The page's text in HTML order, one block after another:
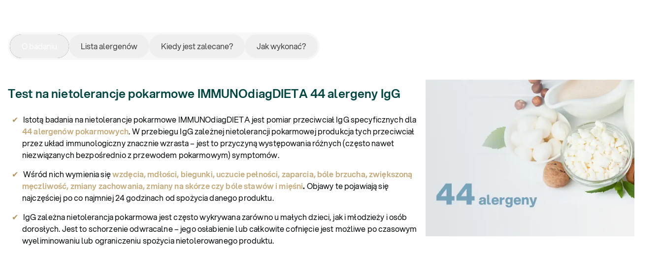
Lista alergenów Kiedy jest zalecane? Jak wykonać?
Test na nietolerancje pokarmowe IMMUNOdiagDIETA 44 alergeny IgG
Istotą badania na nietolerancje pokarmowe IMMUNOdiagDIETA jest pomiar przeciwciał IgG specyficznych dla
44 alergenów pokarmowych. W przebiegu IgG zależnej nietolerancji pokarmowej produkcja tych przeciwciał
przez układ immunologiczny znacznie wzrasta – jest to przyczyną występowania różnych (często nawet
niezwiązanych bezpośrednio z przewodem pokarmowym) symptomów.
Wśród nich wymienia sięwzdęcia, mdłości, biegunki, uczucie pełności, zaparcia, bóle brzucha, zwiększoną
męczliwość, zmiany zachowania, zmiany na skórze czy bóle stawów i mięśni. Objawy te pojawiają się
najczęściej po co najmniej 24 godzinach od spożycia danego produktu.
IgG zależna nietolerancja pokarmowa jest często wykrywana zarówno u małych dzieci, jak i młodzieży i osób
dorosłych. Jest to schorzenie odwracalne – jego osłabienie lub całkowite cofnięcie jest możliwe po czasowym
wyeliminowaniu lub ograniczeniu spożycia nietolerowanego produktu.